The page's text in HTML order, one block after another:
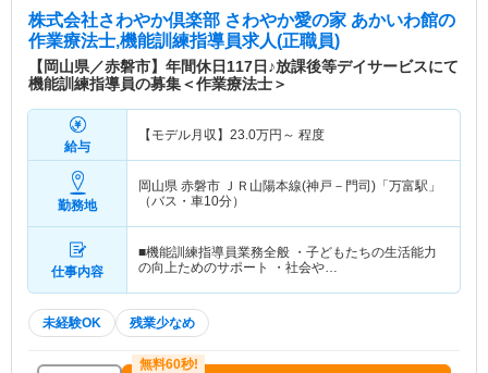
株式会社さわやか倶楽部 さわやか愛の家 あかいわ館の
作業療法士,機能訓練指導員求人(正職員)
【岡山県／赤磐市】年間休日117日♪放課後等デイサービスにて
機能訓練指導員の募集＜作業療法士＞
給与
【モデル月収】 23.0万円～ 程度
勤務地
岡山県 赤磐市 ＪＲ山陽本線(神戸－門司)「万富駅」
（バス・車10分）
仕事内容
■機能訓練指導員業務全般 ・子どもたちの生活能力
の向上ためのサポート ・社会や…
未経験OK 残業少なめ